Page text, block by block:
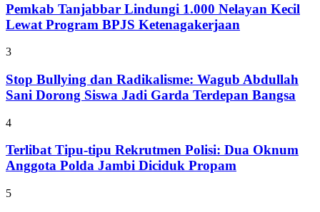
Pemkab Tanjabbar Lindungi 1.000 Nelayan Kecil
Lewat Program BPJS Ketenagakerjaan
3
Stop Bullying dan Radikalisme: Wagub Abdullah
Sani Dorong Siswa Jadi Garda Terdepan Bangsa
4
Terlibat Tipu-tipu Rekrutmen Polisi: Dua Oknum
Anggota Polda Jambi Diciduk Propam
5